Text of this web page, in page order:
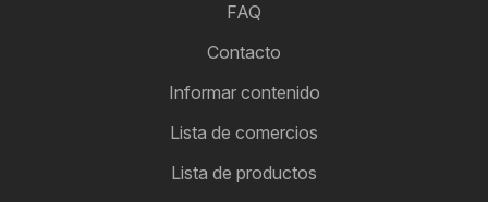
FAQ
Contacto
Informar contenido
Lista de comercios
Lista de productos